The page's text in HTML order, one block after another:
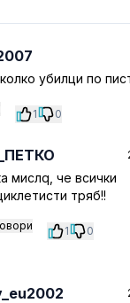
убилци по
1 0
мислq, че всички
тряб!!
1 0